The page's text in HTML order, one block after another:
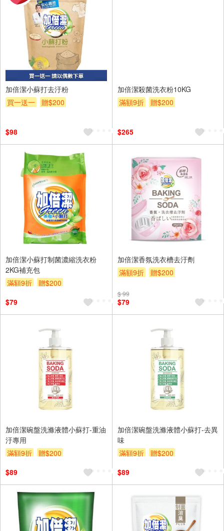
加倍潔小蘇打去汙粉
買一送一
贈$200
$98
加倍潔殺菌洗衣粉10KG
滿額9折
贈$200
$265
加倍潔小蘇打制菌濃縮洗衣粉
2KG補充包
滿額9折
贈$200
$79
加倍潔香氛洗衣槽去汙劑
滿額9折
贈$200
$ 99
$79
加倍潔碗盤洗滌液體小蘇打-重油
汙專用
滿額9折
贈$200
$89
加倍潔碗盤洗滌液體小蘇打-去異
味
滿額9折
贈$200
$89